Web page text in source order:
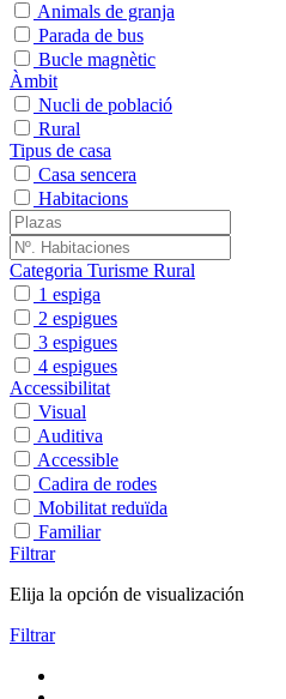
Animals de granja
Parada de bus
Bucle magnètic
Àmbit
Nucli de població
Rural
Tipus de casa
Casa sencera
Habitacions
Categoria Turisme Rural
1 espiga
2 espigues
3 espigues
4 espigues
Accessibilitat
Visual
Auditiva
Accessible
Cadira de rodes
Mobilitat reduïda
Familiar
Filtrar
Elija la opción de visualización
Filtrar